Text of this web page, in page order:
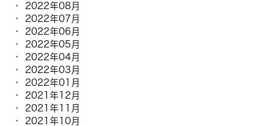
2022年08月
2022年07月
2022年06月
2022年05月
2022年04月
2022年03月
2022年01月
2021年12月
2021年11月
2021年10月